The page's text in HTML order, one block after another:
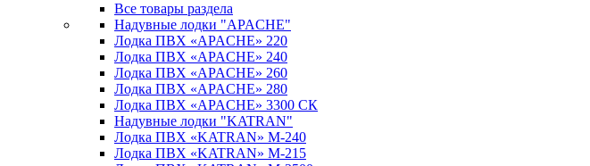
Все товары раздела
Надувные лодки "APACHE"
Лодка ПВХ «APACHE» 220
Лодка ПВХ «APACHE» 240
Лодка ПВХ «APACHE» 260
Лодка ПВХ «APACHE» 280
Лодка ПВХ «APACHE» 3300 СК
Надувные лодки "KATRAN"
Лодка ПВХ «KATRAN» M-240
Лодка ПВХ «KATRAN» M-215